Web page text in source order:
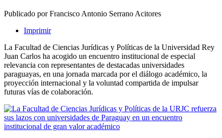
Publicado por Francisco Antonio Serrano Acitores
Imprimir
La Facultad de Ciencias Jurídicas y Políticas de la Universidad Rey
Juan Carlos ha acogido un encuentro institucional de especial
relevancia con representantes de destacadas universidades
paraguayas, en una jornada marcada por el diálogo académico, la
proyección internacional y la voluntad compartida de impulsar
futuras vías de colaboración.